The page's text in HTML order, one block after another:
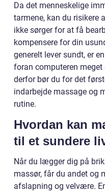
Da det menneskelige
tarmene, kan du risikere
ikke sørger for at få
kompensere for din
generelt lever sundt, er
foran computeren
derfor bør du for det
indarbejde massage og
rutine.
Hvordan kan
til et sundere
Når du lægger dig på
massør, får du andet og
afslapning og velvære.